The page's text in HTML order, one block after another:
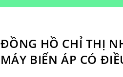
ĐỒNG HỒ CHỈ THỊ
MÁY BIẾN ÁP CÓ